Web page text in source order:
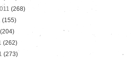
(268)
(155)
(204)
(262)
(273)